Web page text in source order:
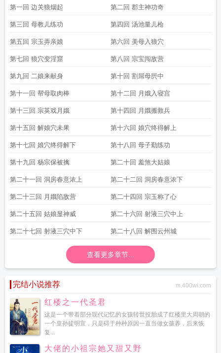
母风流杨家将之宗宝救母精彩大结局 风流杨家将之宗宝救母阅读
母最新风流杨家将之宗宝救母(1) 风流杨家将之宗宝救母入桃源
虫咬风流杨家将之宗宝救母 主治大夫免费金风流杨家将之宗宝救母飞言情
家将之宗宝救母第25回
风流杨家将之宗宝救母2u2u风流杨家将之宗保主治大
夫风流杨家将宗宝宝救母
第一回 边关狼烟起 第二回 郡主神功奇
第三回 母教儿练功 第四回 汤池量儿枪
第五回 宗玉弄亲娘 第六回 美母入狼穴
第七回 狼穴变淫窟 第八回 宗宝闯敌营
第九回 二娘来献身 第十回 割屌母屄中
第十一回 帮母取肉棒 第十二回 月娥入寝宫
第十三回 宗英戏月娥 第十四回 月娥搬救兵
第十五回 解娘穴未果 第十六回 娘穴终得解上
第十七回 娘穴终得解下 第十八回 母子勤练功
第十九回 杨宗保被擒 第二十回 羞煞大姑娘
第二十一回 洞房春意浓上 第二十二回 洞房春意浓下
第二十三回 月娥陷敌营 第二十四回 宗玉称了心
第二十五回 姑娘显神威 第二十六回 射液三穴中上
第二十七回 射液三穴中下 第二十八回 解围云州城
查看更多章节...
完结小说推荐 m.400wi.com
红楼之一代圣君
这是一个带着部分现代记忆的女孩转世投胎成了红楼里大周朝的
一个皇孙徒明宣，只是碍于种种原因一直当做女孩养，后来恢
复...
大佬的小祖宗她又甜又野